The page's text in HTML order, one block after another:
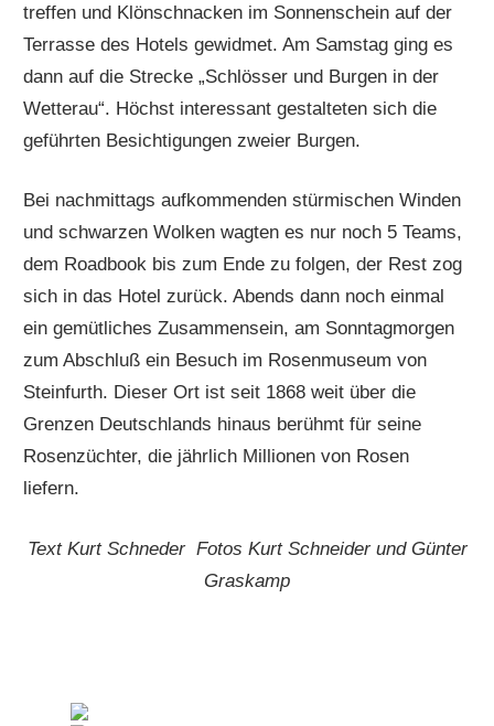
treffen und Klönschnacken im Sonnenschein auf der
Terrasse des Hotels gewidmet. Am Samstag ging es
dann auf die Strecke „Schlösser und Burgen in der
Wetterau“. Höchst interessant gestalteten sich die
geführten Besichtigungen zweier Burgen.
Bei nachmittags aufkommenden stürmischen Winden
und schwarzen Wolken wagten es nur noch 5 Teams,
dem Roadbook bis zum Ende zu folgen, der Rest zog
sich in das Hotel zurück. Abends dann noch einmal
ein gemütliches Zusammensein, am Sonntagmorgen
zum Abschluß ein Besuch im Rosenmuseum von
Steinfurth. Dieser Ort ist seit 1868 weit über die
Grenzen Deutschlands hinaus berühmt für seine
Rosenzüchter, die jährlich Millionen von Rosen
liefern.
Text Kurt Schneder Fotos Kurt Schneider und Günter
Graskamp